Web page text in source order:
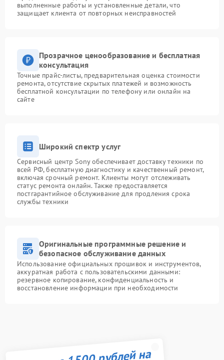
выполненные работы и установленные детали, что
защищает клиента от повторных неисправностей
Прозрачное ценообразование и бесплатная
консультация
Точные прайс-листы, предварительная оценка стоимости
ремонта, отсутствие скрытых платежей и возможность
бесплатной консультации по телефону или онлайн на
сайте
Широкий спектр услуг
Сервисный центр Sony обеспечивает доставку техники по
всей РФ, бесплатную диагностику и качественный ремонт,
включая срочный ремонт. Клиенты могут отслеживать
статус ремонта онлайн. Также предоставляется
постгарантийное обслуживание для продления срока
службы техники
Оригинальные программные решение и
безопасное обслуживание данных
Использование официальных прошивок и инструментов,
аккуратная работа с пользовательскими данными:
резервное копирование, конфиденциальность и
восстановление информации при необходимости